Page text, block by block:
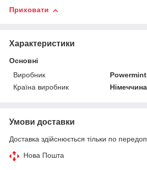
Приховати
Характеристики
Основні
Виробник
Країна виробник
Німеччина
Умови доставки
Доставка здійснюється тільки по
Нова Пошта